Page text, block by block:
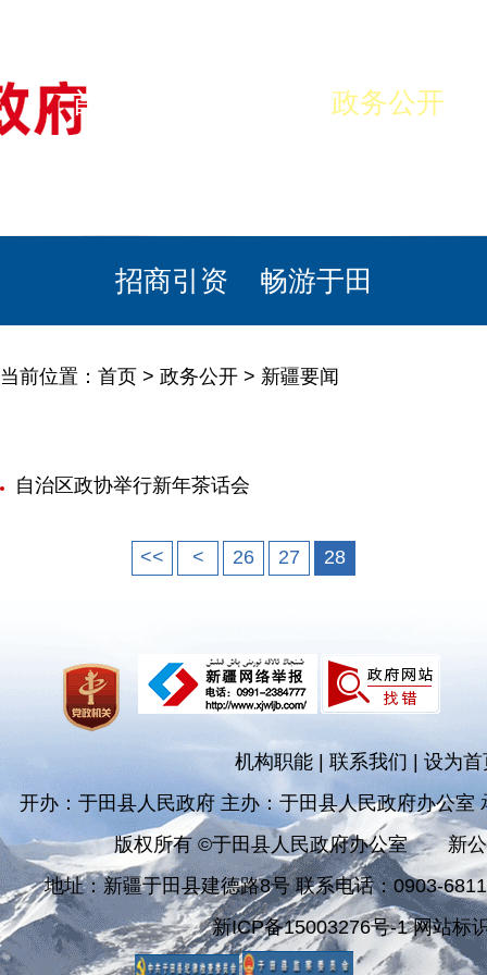
首页 政务公开
招商引资 畅游于田
当前位置： 首页 > 政务公开 > 新疆要闻
自治区政协举行新年茶话会
<< < 26 27 28
机构职能 联系我们|设为首
开办：于田县人民政府 主办：于田县人民政府办公室
版权所有 ©于田县人民政府办公室
新
地址：新疆于田县建德路8号 联系电话：0903-
新ICP备15003276号-1 网站标